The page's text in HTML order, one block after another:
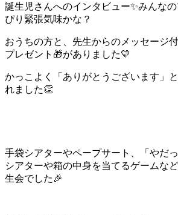
誕生児さんへのインタビュー✨みんな
ぴり緊張気味かな？
おうちの方と、先生からのメッセージ
プレゼント🎁がありました💛
かっこよく「ありがとうございます」
れました👏
手袋シアターやペープサート、「やだ
シアターや箱の中身を当てるゲームな
生会でした🎉